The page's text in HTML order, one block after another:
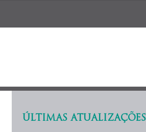
ÚLTIMAS ATUALIZAÇÕES